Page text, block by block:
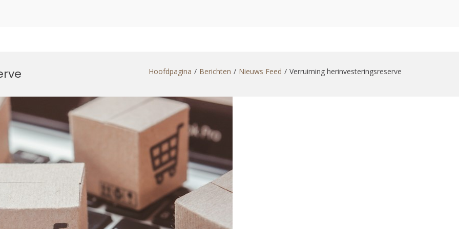
Hoofdpagina Berichten Nieuws Feed Verruiming herinvesteringsreserve